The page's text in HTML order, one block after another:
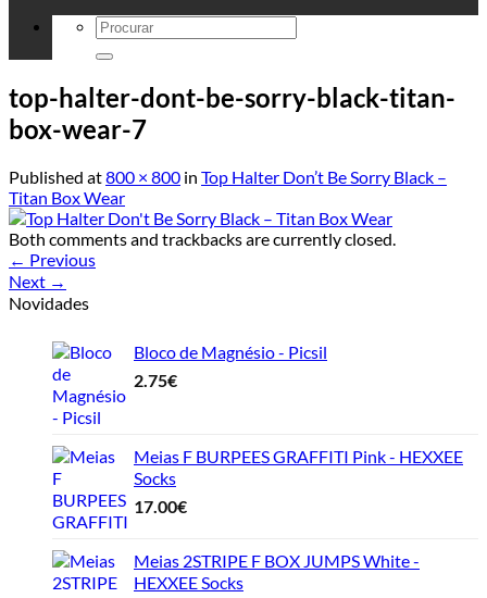
Search
for:
top-halter-dont-be-sorry-black-titan-
box-wear-7
Published at800 × 800 in Top Halter Don’t Be Sorry Black –
Titan Box Wear
Both comments and trackbacks are currently closed.
← Previous
Next →
Novidades
Bloco de Magnésio - Picsil
2.75€
Meias F BURPEES GRAFFITI Pink - HEXXEE
Socks
17.00€
Meias 2STRIPE F BOX JUMPS White -
HEXXEE Socks